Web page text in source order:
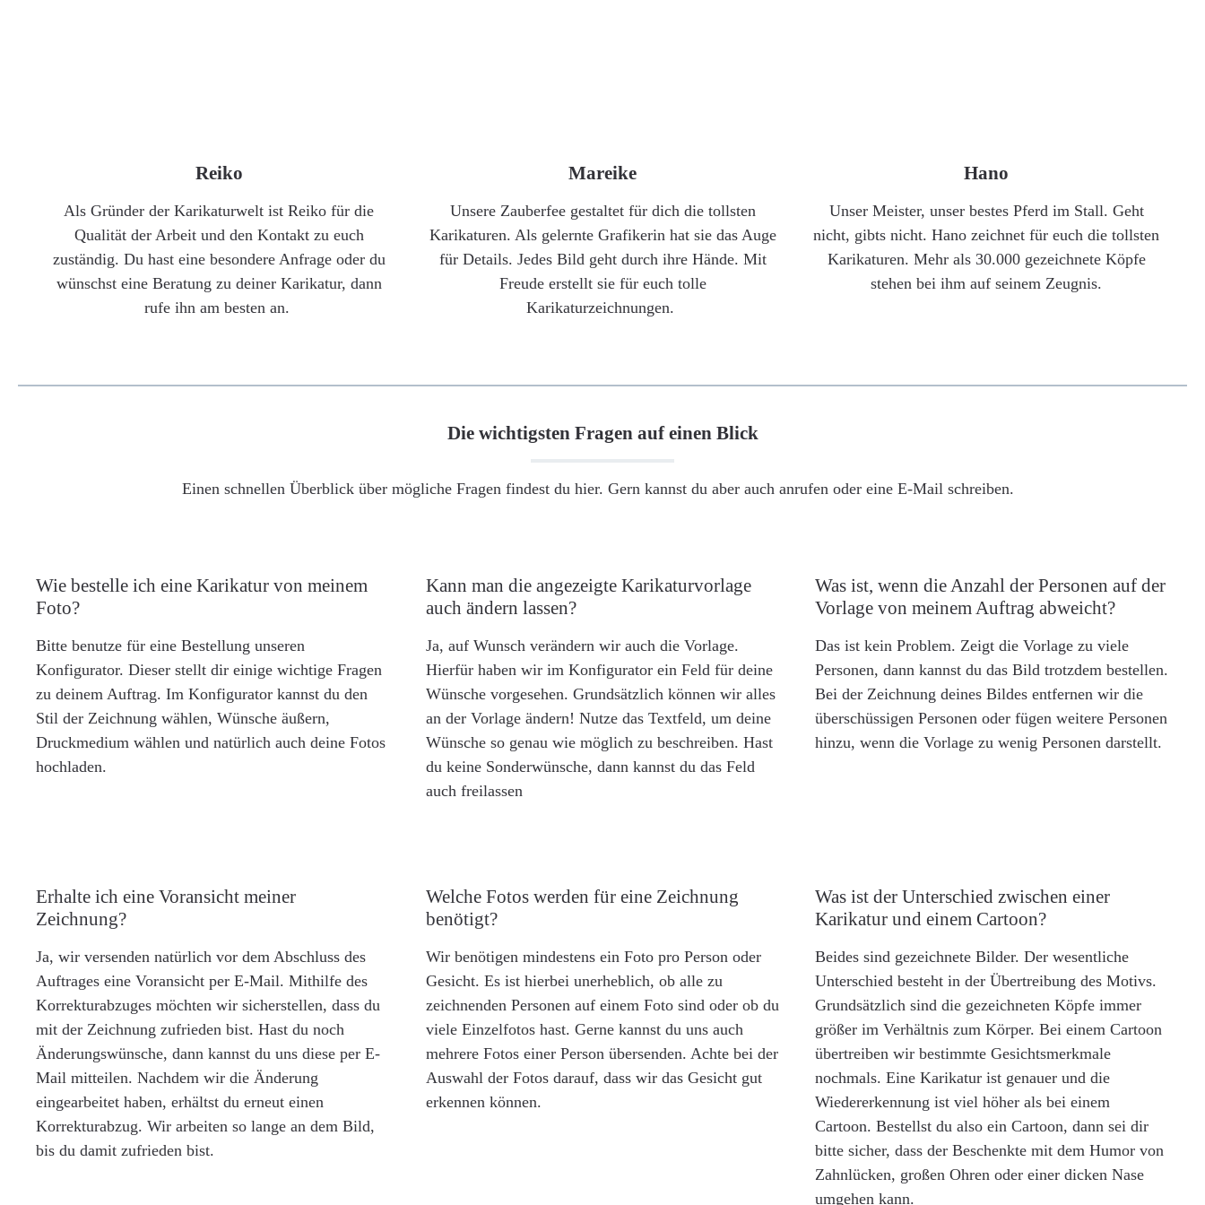
Reiko
Als Gründer der Karikaturwelt ist Reiko für die
Qualität der Arbeit und den Kontakt zu euch
zuständig. Du hast eine besondere Anfrage oder du
wünschst eine Beratung zu deiner Karikatur, dann
rufe ihn am besten an.
Mareike
Unsere Zauberfee gestaltet für dich die tollsten
Karikaturen. Als gelernte Grafikerin hat sie das Auge
für Details. Jedes Bild geht durch ihre Hände. Mit
Freude erstellt sie für euch tolle
Karikaturzeichnungen.
Hano
Unser Meister, unser bestes Pferd im Stall. Geht
nicht, gibts nicht. Hano zeichnet für euch die tollsten
Karikaturen. Mehr als 30.000 gezeichnete Köpfe
stehen bei ihm auf seinem Zeugnis.
Die wichtigsten Fragen auf einen Blick
Einen schnellen Überblick über mögliche Fragen findest du hier. Gern kannst du aber auch anrufen oder eine E-Mail schreiben.
Wie bestelle ich eine Karikatur von meinem
Foto?
Bitte benutze für eine Bestellung unseren
Konfigurator. Dieser stellt dir einige wichtige Fragen
zu deinem Auftrag. Im Konfigurator kannst du den
Stil der Zeichnung wählen, Wünsche äußern,
Druckmedium wählen und natürlich auch deine Fotos
hochladen.
Kann man die angezeigte Karikaturvorlage
auch ändern lassen?
Ja, auf Wunsch verändern wir auch die Vorlage.
Hierfür haben wir im Konfigurator ein Feld für deine
Wünsche vorgesehen. Grundsätzlich können wir alles
an der Vorlage ändern! Nutze das Textfeld, um deine
Wünsche so genau wie möglich zu beschreiben. Hast
du keine Sonderwünsche, dann kannst du das Feld
auch freilassen
Was ist, wenn die Anzahl der Personen auf der
Vorlage von meinem Auftrag abweicht?
Das ist kein Problem. Zeigt die Vorlage zu viele
Personen, dann kannst du das Bild trotzdem bestellen.
Bei der Zeichnung deines Bildes entfernen wir die
überschüssigen Personen oder fügen weitere Personen
hinzu, wenn die Vorlage zu wenig Personen darstellt.
Erhalte ich eine Voransicht meiner
Zeichnung?
Ja, wir versenden natürlich vor dem Abschluss des
Auftrages eine Voransicht per E-Mail. Mithilfe des
Korrekturabzuges möchten wir sicherstellen, dass du
mit der Zeichnung zufrieden bist. Hast du noch
Änderungswünsche, dann kannst du uns diese per E-
Mail mitteilen. Nachdem wir die Änderung
eingearbeitet haben, erhältst du erneut einen
Korrekturabzug. Wir arbeiten so lange an dem Bild,
bis du damit zufrieden bist.
Welche Fotos werden für eine Zeichnung
benötigt?
Wir benötigen mindestens ein Foto pro Person oder
Gesicht. Es ist hierbei unerheblich, ob alle zu
zeichnenden Personen auf einem Foto sind oder ob du
viele Einzelfotos hast. Gerne kannst du uns auch
mehrere Fotos einer Person übersenden. Achte bei der
Auswahl der Fotos darauf, dass wir das Gesicht gut
erkennen können.
Was ist der Unterschied zwischen einer
Karikatur und einem Cartoon?
Beides sind gezeichnete Bilder. Der wesentliche
Unterschied besteht in der Übertreibung des Motivs.
Grundsätzlich sind die gezeichneten Köpfe immer
größer im Verhältnis zum Körper. Bei einem Cartoon
übertreiben wir bestimmte Gesichtsmerkmale
nochmals. Eine Karikatur ist genauer und die
Wiedererkennung ist viel höher als bei einem
Cartoon. Bestellst du also ein Cartoon, dann sei dir
bitte sicher, dass der Beschenkte mit dem Humor von
Zahnlücken, großen Ohren oder einer dicken Nase
umgehen kann.